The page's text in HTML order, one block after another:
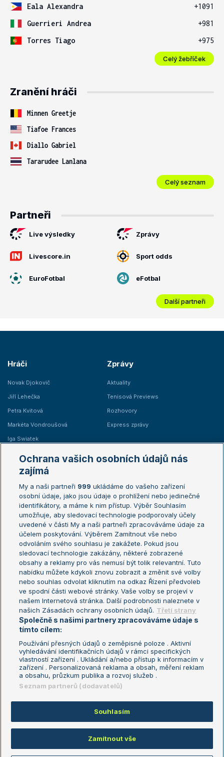
Eala Alexandra
+1091
Guerrieri Andrea
+981
Torres Tiago
+975
Celý žebříček
Zranění hráči
Minnen Greetje
Tiafoe Frances
Diallo Gabriel
Tararudee Lanlana
Celý seznam
Partneři
Live výsledky Zprávy
Livescore.in Sport odds
EuroFotbal eFotbal
Další partneři
Hráči
Novak Djokovič
Jiří Lehečka
Petra Kvitová
Markéta Vondroušová
Iga Swiatek
Zprávy
Aktuality
Tenisová Previews
Rozhovory
Express zprávy
Žebříčky
Žebříček ATP (muži)
Žebříček WTA (ženy)
Sázkařský žebříček
Australian Open
French Open
Wimbledon
US Open
Turnaj mistrů
Turnaj mistryň
Aktualní trendy
Fotbalové přestupy
Livesport Daily
LS Prague Open
Podmínky užití
Nastavení soukromí
GDPR a žurnalistika
Reklama
Kontakt
Informace o zpracování osobních
údajů
Copyright © 2008-2026 TenisPortal.cz. Využíváme zpravodajství ČTK.
Ochrana vašich osobních údajů nás
zajímá
My a naši partneři 999 ukládáme do vašeho zařízení
osobní údaje, jako jsou údaje o prohlížení nebo jedinečné
identifikátory, a máme k nim přístup. Výběr Souhlasím
umožňuje, aby sledovací technologie podporovaly účely
uvedené v části My a naši partneři zpracováváme údaje za
účelem poskytování. Výběrem Zamítnout vše nebo
odvoláním svého souhlasu je zakážete. Pokud jsou
sledovací technologie zakázány, některé zobrazené
obsahy a reklamy pro vás nemusí být tolik relevantní. Tuto
nabídku můžete kdykoli znovu zobrazit a změnit své volby
nebo souhlas odvolat kliknutím na odkaz Řízení předvoleb
ve spodní části webové stránky. Vaše volby se projeví v
našem Internetová stránka. Další podrobnosti naleznete v
našich Zásadách ochrany osobních údajů. Třetí strany
Společně s našimi partnery zpracováváme údaje s
tímto cílem:
Používání přesných údajů o zeměpisné poloze . Aktivní
vyhledávání identifikačních údajů v rámci specifických
vlastností zařízení . Ukládání a/nebo přístup k informacím v
zařízení . Personalizovaná reklama a obsah, měření reklam
a obsahu, průzkum publika a rozvoj služeb .
Seznam partnerů (dodavatelů)
Souhlasím
Zamítnout vše